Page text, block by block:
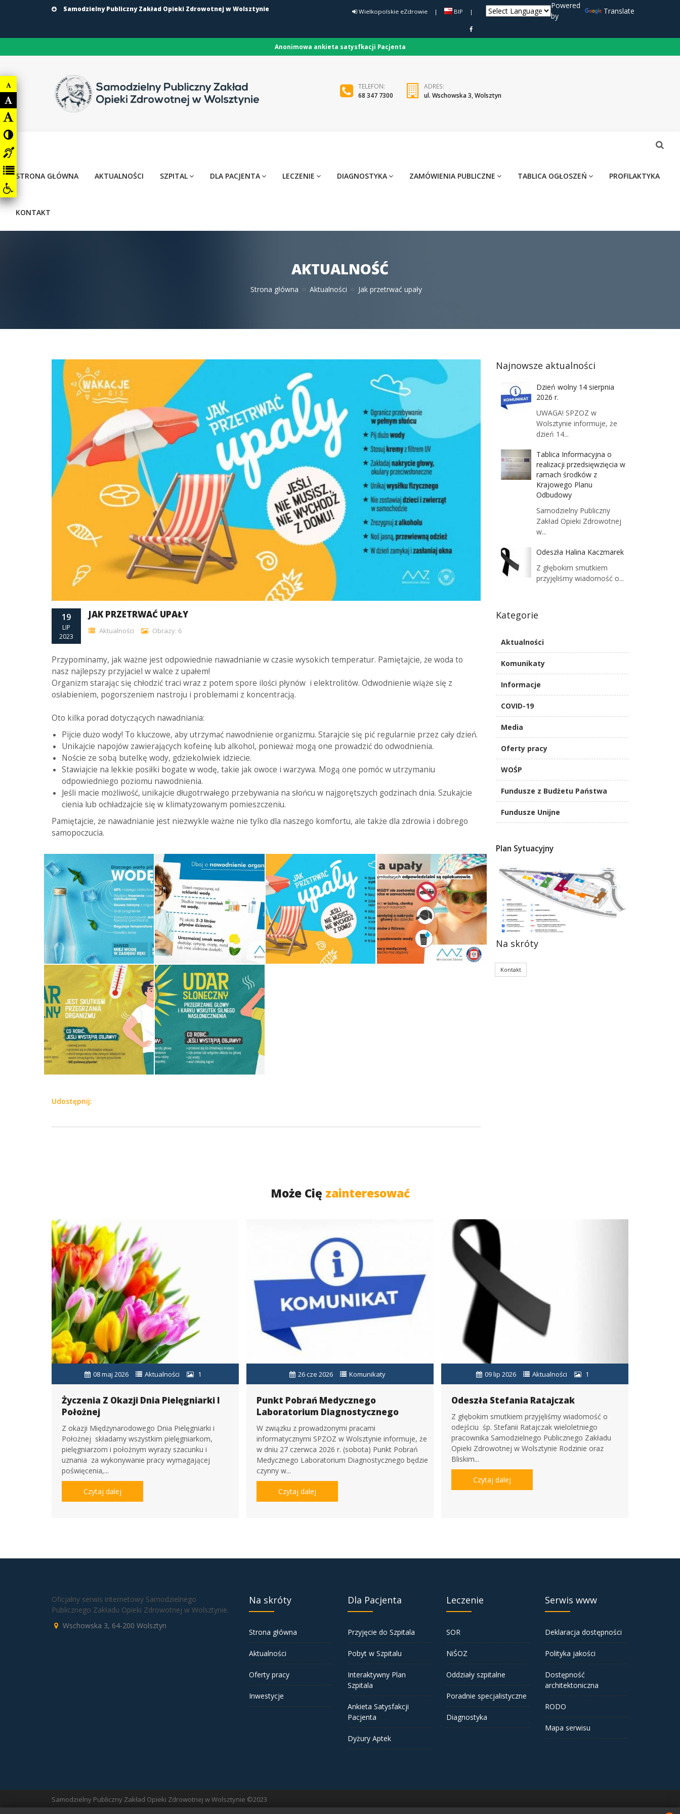
Samodzielny Publiczny Zakład Opieki Zdrowotnej w Wolsztynie Wielkopolskie eZdrowie | BIP |
Powered
by
Translate
Anonimowa ankieta satysfkacji Pacjenta
TELEFON:
68 347 7300
ADRES:
ul. Wschowska 3, Wolsztyn
STRONA GŁÓWNA AKTUALNOŚCI SZPITAL DLA PACJENTA LECZENIE DIAGNOSTYKA ZAMÓWIENIA PUBLICZNE TABLICA OGŁOSZEŃ PROFILAKTYKA
KONTAKT
AKTUALNOŚĆ
Strona główna Aktualności Jak przetrwać upały
19
LIP
2023
JAK PRZETRWAĆ UPAŁY
Aktualności Obrazy: 6
Przypominamy, jak ważne jest odpowiednie nawadnianie w czasie wysokich temperatur. Pamiętajcie, że woda to
nasz najlepszy przyjaciel w walce z upałem!
Organizm starając się chłodzić traci wraz z potem spore ilości płynów i elektrolitów. Odwodnienie wiąże się z
osłabieniem, pogorszeniem nastroju i problemami z koncentracją.
Oto kilka porad dotyczących nawadniania:
Pijcie dużo wody! To kluczowe, aby utrzymać nawodnienie organizmu. Starajcie się pić regularnie przez cały dzień.
Unikajcie napojów zawierających kofeinę lub alkohol, ponieważ mogą one prowadzić do odwodnienia.
Noście ze sobą butelkę wody, gdziekolwiek idziecie.
Stawiajcie na lekkie posiłki bogate w wodę, takie jak owoce i warzywa. Mogą one pomóc w utrzymaniu
odpowiedniego poziomu nawodnienia.
Jeśli macie możliwość, unikajcie długotrwałego przebywania na słońcu w najgorętszych godzinach dnia. Szukajcie
cienia lub ochładzajcie się w klimatyzowanym pomieszczeniu.
Pamiętajcie, że nawadnianie jest niezwykle ważne nie tylko dla naszego komfortu, ale także dla zdrowia i dobrego
samopoczucia.
Udostępnij:
Najnowsze aktualności
Dzień wolny 14 sierpnia
2026 r.
UWAGA! SPZOZ w
Wolsztynie informuje, że
dzień 14...
Tablica Informacyjna o
realizacji przedsięwzięcia w
ramach środków z
Krajowego Planu
Odbudowy
Samodzielny Publiczny
Zakład Opieki Zdrowotnej
w...
Odeszła Halina Kaczmarek
Z głębokim smutkiem
przyjęliśmy wiadomość o...
Kategorie
Aktualności
Komunikaty
Informacje
COVID-19
Media
Oferty pracy
WOŚP
Fundusze z Budżetu Państwa
Fundusze Unijne
Plan Sytuacyjny
Na skróty
Kontakt
Może Cię zainteresować
08 maj 2026 Aktualności 1
Życzenia Z Okazji Dnia Pielęgniarki I
Położnej
Z okazji Międzynarodowego Dnia Pielęgniarki i
Położnej składamy wszystkim pielęgniarkom,
pielęgniarzom i położnym wyrazy szacunku i
uznania za wykonywanie pracy wymagającej
poświęcenia,...
Czytaj dalej
26 cze 2026 Komunikaty
Punkt Pobrań Medycznego
Laboratorium Diagnostycznego
W związku z prowadzonymi pracami
informatycznymi SPZOZ w Wolsztynie informuje, że
w dniu 27 czerwca 2026 r. (sobota) Punkt Pobrań
Medycznego Laboratorium Diagnostycznego będzie
czynny w...
Czytaj dalej
09 lip 2026 Aktualności 1
Odeszła Stefania Ratajczak
Z głębokim smutkiem przyjęliśmy wiadomość o
odejściu śp. Stefanii Ratajczak wieloletniego
pracownika Samodzielnego Publicznego Zakładu
Opieki Zdrowotnej w Wolsztynie Rodzinie oraz
Bliskim...
Czytaj dalej
Oficjalny serwis internetowy Samodzielnego
Publicznego Zakładu Opieki Zdrowotnej w Wolsztynie.
Wschowska 3, 64-200 Wolsztyn
Na skróty
Strona główna
Aktualności
Oferty pracy
Inwestycje
Dla Pacjenta
Przyjęcie do Szpitala
Pobyt w Szpitalu
Interaktywny Plan
Szpitala
Ankieta Satysfakcji
Pacjenta
Dyżury Aptek
Leczenie
SOR
NiŚOZ
Oddziały szpitalne
Poradnie specjalistyczne
Diagnostyka
Serwis www
Deklaracja dostępności
Polityka jakości
Dostępność
architektoniczna
RODO
Mapa serwisu
Samodzielny Publiczny Zakład Opieki Zdrowotnej w Wolsztynie ©2023